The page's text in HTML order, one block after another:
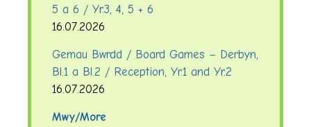
5 a 6 / Yr.3, 4, 5 + 6
16.07.2026
Gemau Bwrdd / Board Games – Derbyn,
Bl.1 a Bl.2 / Reception, Yr.1 and Yr.2
16.07.2026
Mwy/More